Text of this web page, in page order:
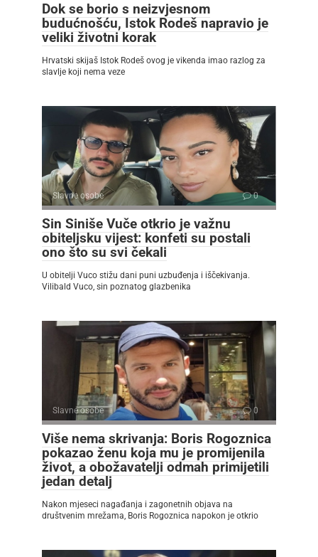
Dok se borio s neizvjesnom
budućnošću, Istok Rodeš napravio je
veliki životni korak
Hrvatski skijaš Istok Rodeš ovog je vikenda imao razlog za
slavlje koji nema veze
Slavne osobe 0
Sin Siniše Vuče otkrio je važnu
obiteljsku vijest: konfeti su postali
ono što su svi čekali
U obitelji Vuco stižu dani puni uzbuđenja i iščekivanja.
Vilibald Vuco, sin poznatog glazbenika
Slavne osobe 0
Više nema skrivanja: Boris Rogoznica
pokazao ženu koja mu je promijenila
život, a obožavatelji odmah primijetili
jedan detalj
Nakon mjeseci nagađanja i zagonetnih objava na
društvenim mrežama, Boris Rogoznica napokon je otkrio